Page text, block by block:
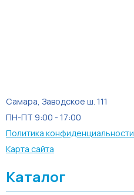
Самара, Заводское ш. 111
ПН-ПТ 9:00 - 17:00
Политика конфиденциальности
Карта сайта
Каталог